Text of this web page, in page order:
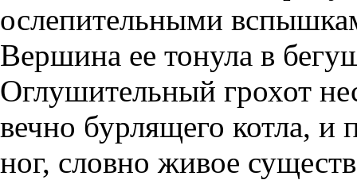
ослепительными
Вершина ее тонула в
Оглушительный грохот
вечно бурлящего котла, и
ног, словно живое